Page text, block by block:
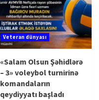
Veteran dünyası
«Salam Olsun Şəhidlərə
– 3» voleybol turnirinə
komandaların
qeydiyyatı başladı